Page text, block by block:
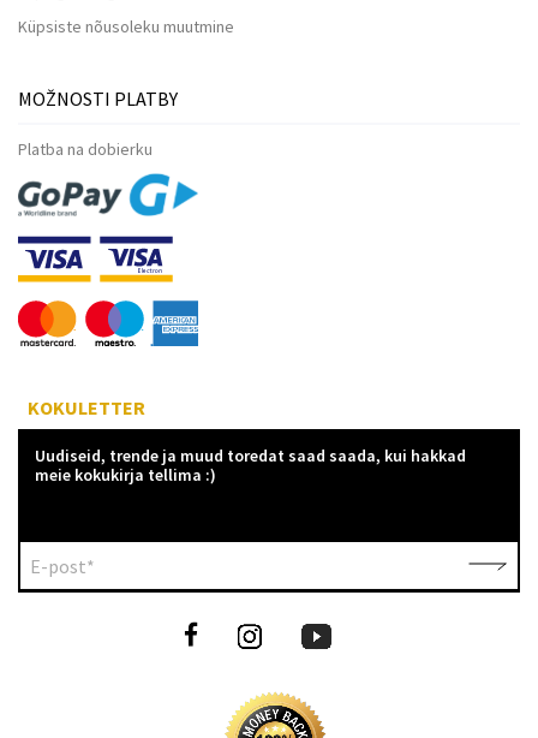
Küpsiste nõusoleku muutmine
MOŽNOSTI PLATBY
Platba na dobierku
KOKULETTER
Uudiseid, trende ja muud toredat saad saada, kui hakkad
meie kokukirja tellima :)
E-post*